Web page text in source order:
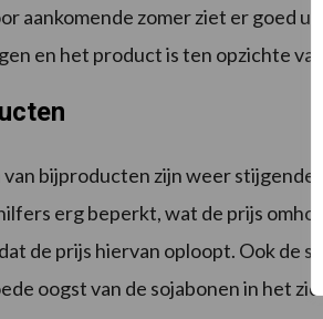
aankomende zomer ziet er goed
en het product is ten opzichte
bijproducten zijn weer stijgende.
erg beperkt, wat de prijs
de prijs hiervan oploopt. Ook de
oogst van de sojabonen in het